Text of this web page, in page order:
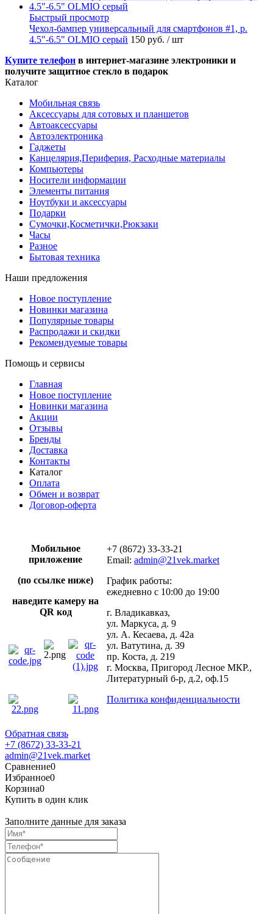
Быстрый просмотр
Чехол-бампер универсальный для смартфонов #1, р.
4.5"-6.5" OLMIO серый 150 руб. / шт
Купите телефон в интернет-магазине электроники и
получите защитное стекло в подарок
Каталог
Мобильная связь
Аксессуары для сотовых и планшетов
Автоаксессуары
Автоэлектроника
Гаджеты
Канцелярия,Периферия, Расходные материалы
Компьютеры
Носители информации
Элементы питания
Ноутбуки и аксессуары
Подарки
Сумочки,Косметички,Рюкзаки
Часы
Разное
Бытовая техника
Наши предложения
Новое поступление
Новинки магазина
Популярные товары
Распродажи и скидки
Рекомендуемые товары
Помощь и сервисы
Главная
Новое поступление
Новинки магазина
Акции
Отзывы
Бренды
Доставка
Контакты
Каталог
Оплата
Обмен и возврат
Договор-оферта
Мобильное
приложение
(по ссылке ниже)
наведите камеру на
QR код
+7 (8672) 33-33-21
Email: admin@21vek.market
График работы:
ежедневно с 10:00 до 19:00
г. Владикавказ,
ул. Маркуса, д. 9
ул. А. Кесаева, д. 42а
ул. Ватутина, д. 39
пр. Коста, д. 219
г. Москва, Пригород Лесное МКР.,
Литературный б-р, д.2, оф.15
Политика конфиденциальности
Обратная связь
+7 (8672) 33-33-21
admin@21vek.market
Сравнение0
Избранное0
Корзина0
Купить в один клик
Заполните данные для заказа